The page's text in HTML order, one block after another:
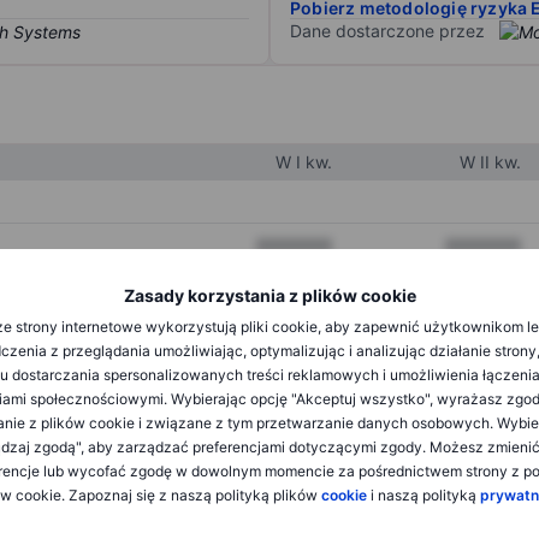
Zasady korzystania z plików cookie
strony internetowe wykorzystują pliki cookie, aby zapewnić użytkownikom
z przeglądania umożliwiając, optymalizując i analizując działanie
dostarczania spersonalizowanych treści reklamowych i umożliwienia
społecznościowymi. Wybierając opcję "Akceptuj wszystko", wyrażasz
z plików cookie i związane z tym przetwarzanie danych osobowych.
zgodą", aby zarządzać preferencjami dotyczącymi zgody. Możesz
lub wycofać zgodę w dowolnym momencie za pośrednictwem strony z
cookie. Zapoznaj się z naszą polityką plików cookie i naszą polityką
Pobierz metodologię ryzyka
Dane dostarczone przez
W I kw. W II kw.
XXXXXXX XXXXXXX
XXXXXXX
XXXXXXX XXXXXXX
XXXXXXX XXXXXXX
XXXXXXX